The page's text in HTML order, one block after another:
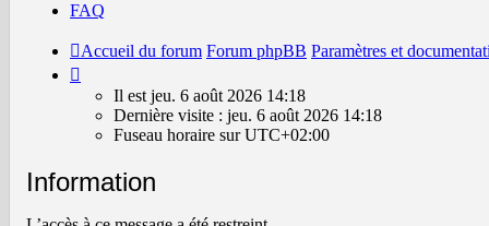
FAQ
Accueil du forum Forum phpBB Paramètres et
est
jeu.
14:18
Il est jeu. 6 août 2026 14:18
Dernière visite : jeu. 6 août 2026 14:18
Fuseau horaire surUTC+02:00
Information